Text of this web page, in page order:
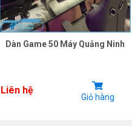
Dàn Game 50 Máy Quảng Ninh
Liên hệ
Giỏ hàng